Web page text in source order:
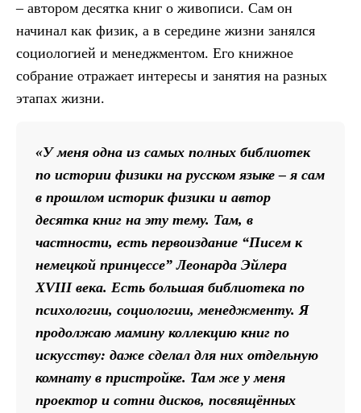
– автором десятка книг о живописи. Сам он
начинал как физик, а в середине жизни занялся
социологией и менеджментом. Его книжное
собрание отражает интересы и занятия на разных
этапах жизни.
«У меня одна из самых полных библиотек
по истории физики на русском языке – я сам
в прошлом историк физики и автор
десятка книг на эту тему. Там, в
частности, есть первоиздание “Писем к
немецкой принцессе” Леонарда Эйлера
XVIII века. Есть большая библиотека по
психологии, социологии, менеджменту. Я
продолжаю мамину коллекцию книг по
искусству: даже сделал для них отдельную
комнату в пристройке. Там же у меня
проектор и сотни дисков, посвящённых